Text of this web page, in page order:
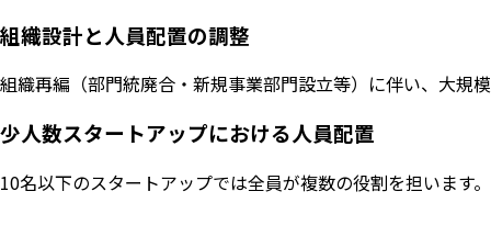
組織設計と人員配置の調整
組織再編（部門統廃合・新規事業部門設立等）に伴い、大規
少人数スタートアップにおける人員配置
10名以下のスタートアップでは全員が複数の役割を担います